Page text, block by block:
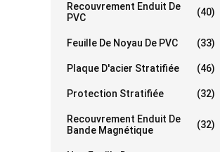
Recouvrement Enduit De
PVC
(40)
Feuille De Noyau De PVC (33)
Plaque D'acier Stratifiée (46)
Protection Stratifiée (32)
Recouvrement Enduit De
Bande Magnétique
(32)